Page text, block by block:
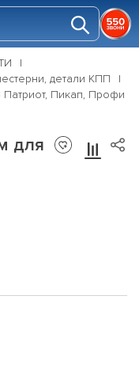
детали КПП
Пикап, Профи
для